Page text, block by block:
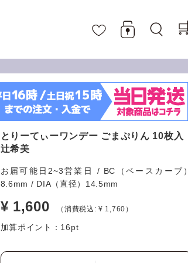
とりーてぃーワンデー ごまぷりん 10枚入
辻希美
お届可能日2~3営業日 / BC（ベースカーブ）
8.6mm / DIA（直径）14.5mm
¥ 1,600 （消費税込: ¥ 1,760）
加算ポイント： 16pt